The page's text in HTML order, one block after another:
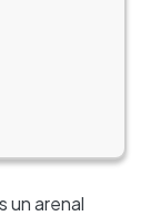
un arenal